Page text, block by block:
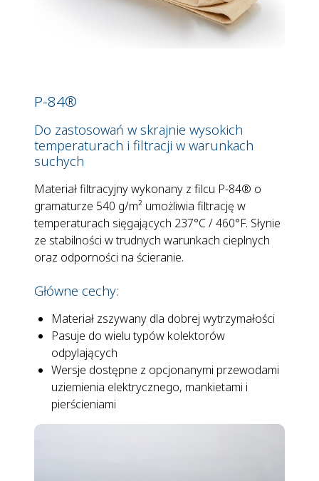
P-84®
Do zastosowań w skrajnie wysokich
temperaturach i filtracji w warunkach
suchych
Materiał filtracyjny wykonany z filcu P-84® o
gramaturze 540 g/m² umożliwia filtrację w
temperaturach sięgających 237°C / 460°F. Słynie
ze stabilności w trudnych warunkach cieplnych
oraz odporności na ścieranie.
Główne cechy:
Materiał zszywany dla dobrej wytrzymałości
Pasuje do wielu typów kolektorów
odpylających
Wersje dostępne z opcjonanymi przewodami
uziemienia elektrycznego, mankietami i
pierścieniami